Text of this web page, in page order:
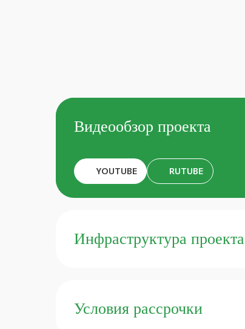
Видеообзор проекта
YOUTUBE RUTUBE
Инфраструктура проекта
Условия рассрочки